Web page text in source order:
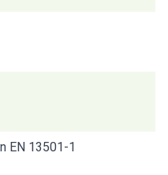
EN 13501-1